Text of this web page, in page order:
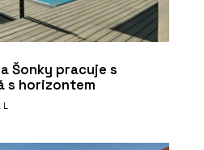
Šonky pracuje s
s horizontem